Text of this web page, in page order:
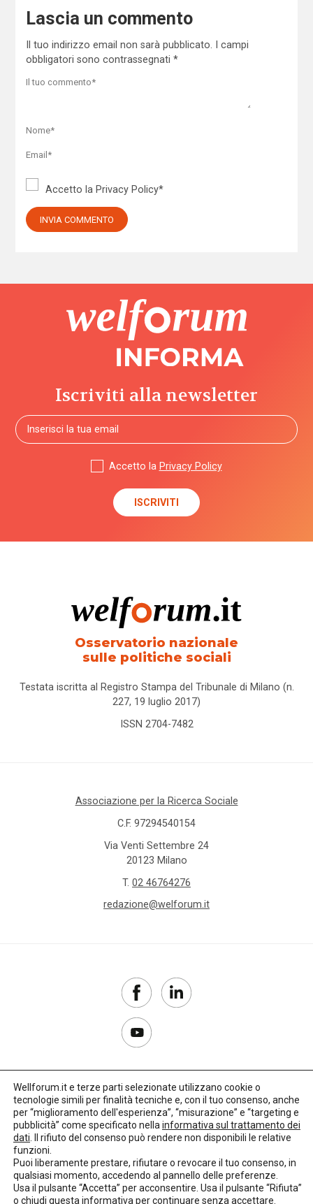
Lascia un commento
Il tuo indirizzo email non sarà pubblicato.
I campi
obbligatori sono contrassegnati *
Accetto la Privacy Policy*
Iscriviti alla newsletter
Accetto la Privacy Policy
Osservatorio nazionale
sulle politiche sociali
Testata iscritta al Registro Stampa del Tribunale di Milano (n.
227, 19 luglio 2017)
ISSN 2704-7482
Associazione per la Ricerca Sociale
C.F. 97294540154
Via Venti Settembre 24
20123 Milano
T. 02 46764276
redazione@welforum.it
Copyright 2017–2026
Privacy Policy
Credits: LO Studio
Wellforum.it e terze parti selezionate utilizzano cookie o
tecnologie simili per finalità tecniche e, con il tuo consenso, anche
per “miglioramento dell'esperienza”, “misurazione” e “targeting e
pubblicità” come specificato nella informativa sul trattamento dei
dati . Il rifiuto del consenso può rendere non disponibili le relative
funzioni.
Puoi liberamente prestare, rifiutare o revocare il tuo consenso, in
qualsiasi momento, accedendo al pannello delle preferenze.
Usa il pulsante “Accetta” per acconsentire. Usa il pulsante “Rifiuta”
o chiudi questa informativa per continuare senza accettare.